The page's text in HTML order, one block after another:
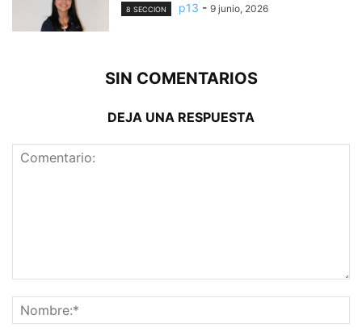
8 SECCION p13 - 9 junio, 2026
SIN COMENTARIOS
DEJA UNA RESPUESTA